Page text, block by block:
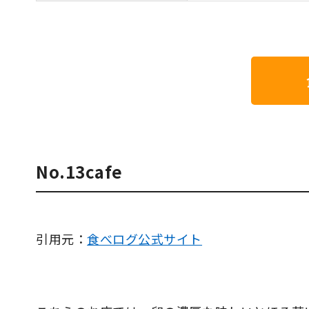
No.13cafe
引用元：食べログ公式サイト